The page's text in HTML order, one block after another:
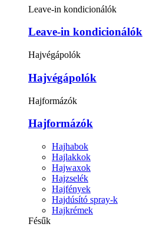
Leave-in kondicionálók
Leave-in kondicionálók
Hajvégápolók
Hajvégápolók
Hajformázók
Hajformázók
Hajhabok
Hajlakkok
Hajwaxok
Hajzselék
Hajfények
Hajdúsító spray-k
Hajkrémek
Fésűk